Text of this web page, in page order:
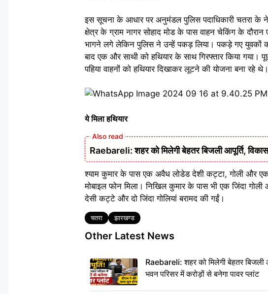
इस सूचना के आधार पर अनुमंडल पुलिस पदाधिकारी चतरा के
क्षेत्र के ग्राम नागर सोहाद मोड के पास वाहन चेकिंग के
भागने लगे लेकिन पुलिस ने उन्हें पकड़ लिया। पकड़े गए युवकों
बाद एक और साथी को हथियार के साथ गिरफ्तार किया गया।
पहिया वाहनों को हथियार दिखाकर लूटने की योजना बना रहे थे।
ये मिला हथियार
Raebareli: शहर को मिलेगी बेहतर बिजली आपूर्ति,
श्याम कुमार के पास एक अवैध लोडेड देशी कट्टा, गोली और एक
मोबाइल फोन मिला। निखिल कुमार के पास भी एक जिंदा
देसी कट्टे और दो जिंदा गोलियां बरामद की गईं।
Tags
चतरा झारखण्ड
Other Latest News
Raebareli: शहर को मिलेगी बेहतर बिजली
भवन परिसर में करोड़ों से बनेगा पावर प्लांट